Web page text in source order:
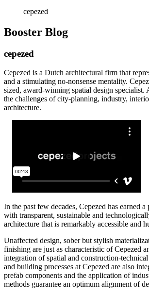
cepezed
Booster Blog
cepezed
Cepezed is a Dutch architectural firm that
and a stimulating no-nonsense mentality.
sized, award-winning spatial design specialist.
the challenges of city-planning, industry,
architecture.
In the past few decades, Cepezed has earned a
with transparent, sustainable and
architecture that is remarkably accessible and
Unaffected design, sober but stylish
finishing are just as characteristic of Cepezed
integration of spatial and construction-technical
and building processes at Cepezed are also
prefab components and the application of
methods guarantee an optimum alignment of